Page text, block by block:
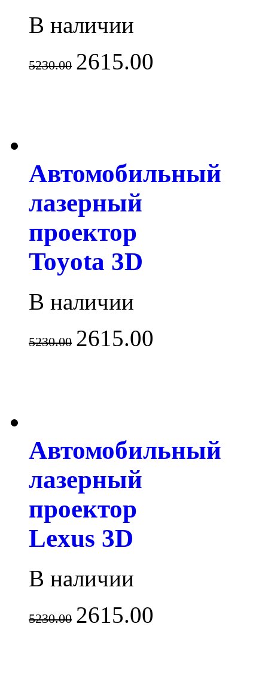
В наличии
5230.00 2615.00
Автомобильный
лазерный
проектор
Toyota 3D
В наличии
5230.00 2615.00
Автомобильный
лазерный
проектор
Lexus 3D
В наличии
5230.00 2615.00